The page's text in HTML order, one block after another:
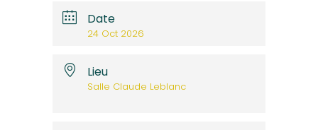
Date
24 Oct 2026
Lieu
Salle Claude Leblanc